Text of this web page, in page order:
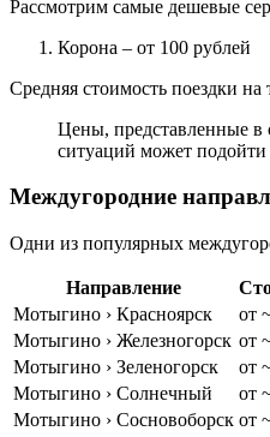
Рассмотрим самые дешевые
Корона – от 100 рублей
Средняя стоимость поездки
Цены, представленные в
ситуаций может
Междугородние
Одни из популярных
Направление
Мотыгино › Красноярск
от
Мотыгино › Железногорск от
Мотыгино › Зеленогорск
от
Мотыгино › Солнечный
от
Мотыгино › Сосновоборск от